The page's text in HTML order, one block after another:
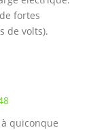
fortes
de volts).
quiconque